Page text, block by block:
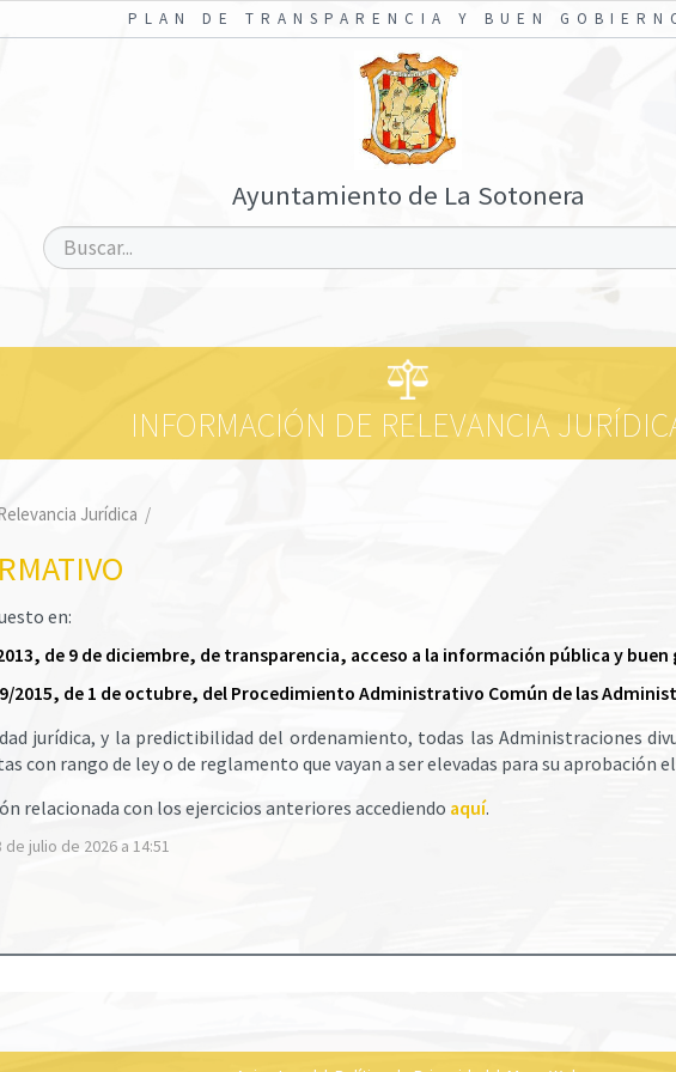
PLAN DE TRANSPARENCIA Y BUEN
Ayuntamiento de La Sotonera
INFORMACIÓN DE RELEVANCIA
Jurídica /
en:
de 9 de diciembre, de transparencia, acceso a la información pública y
2015, de 1 de octubre, del Procedimiento Administrativo Común de las
jurídica, y la predictibilidad del ordenamiento, todas las Administraciones
con rango de ley o de reglamento que vayan a ser elevadas para su aprobación
relacionada con los ejercicios anteriores accediendo aquí.
julio de 2026 a 14:51